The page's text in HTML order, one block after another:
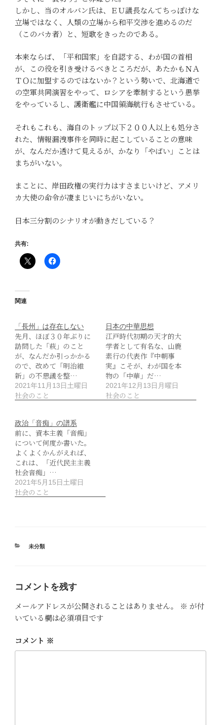
しかし、当のオルバン氏は、ＥＵ議長なんてちっぽけな
立場ではなく、人類の立場から和平交渉を進めるのだ
（このバカ者）と、短歌をきったのである。
本来ならば、「平和国家」を自認する、わが国の首相
が、この役を引き受けるべきところだが、あたかもＮＡ
ＴＯに加盟するのではないか？という勢いで、北海道で
の空軍共同演習をやって、ロシアを牽制するという愚挙
をやっているし、護衛艦に中国領海航行もさせている。
それもこれも、海自のトップ以下２００人以上も処分さ
れた、情報漏洩事件を同時に起こしていることの意味
が、なんだか透けて見えるが、かなり「やばい」ことは
まちがいない。
まことに、岸田政権の実行力はすさまじいけど、アメリ
カ大使の命令が凄まじいにちがいない。
日本三分割のシナリオが動きだしている？
共有:
関連
「長州」は存在しない
先月、ほぼ３０年ぶりに
訪問した「萩」のこと
が、なんだか引っかかる
ので、改めて「明治維
新」の不思議を整…
2021年11月13日土曜日
社会のこと
日本の中華思想
江戸時代初期の天才的大
学者として有名な、山鹿
素行の代表作『中朝事
実』こそが、わが国を本
物の「中華」だ…
2021年12月13日月曜日
社会のこと
政治「音痴」の譜系
前に、資本主義「音痴」
について何度か書いた。
よくよくかんがえれば、
これは、「近代民主主義
社会音痴」…
2021年5月15日土曜日
社会のこと
カ
未分類
コメントを残す
メールアドレスが公開されることはありません。 ※ が付
いている欄は必須項目です
コメント ※